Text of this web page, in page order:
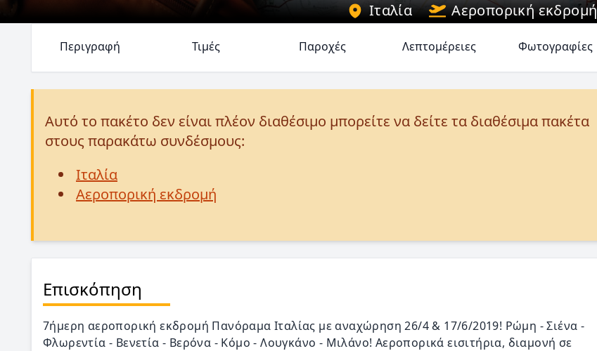
Ιταλία Αεροπορική εκδρομή
Περιγραφή Τιμές Παροχές Λεπτομέρειες Φωτογραφίες
Αυτό το πακέτο δεν είναι πλέον διαθέσιμο μπορείτε να δείτε τα διαθέσιμα πακέτα
στους παρακάτω συνδέσμους:
Ιταλία
Αεροπορική εκδρομή
Επισκόπηση
7ήμερη αεροπορική εκδρομή Πανόραμα Ιταλίας με αναχώρηση 26/4 & 17/6/2019! Ρώμη - Σιένα -
Φλωρεντία - Βενετία - Βερόνα - Κόμο - Λουγκάνο - Μιλάνο! Αεροπορικά εισιτήρια, διαμονή σε